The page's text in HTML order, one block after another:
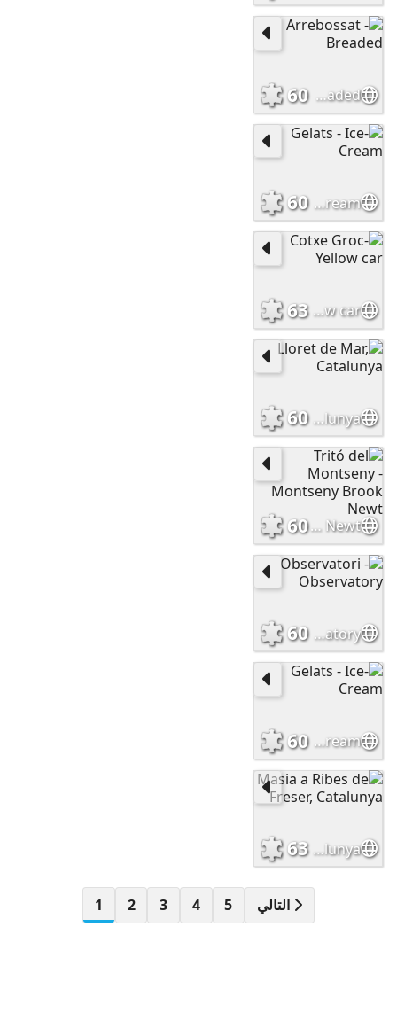
Arrebossat - Breaded
60
Gelats - Ice-Cream
60
Cotxe Groc- Yellow car
63
Lloret de Mar, Catalunya
60
Tritó del Montseny - Montseny Brook Newt
60
Observatori - Observatory
60
Gelats - Ice-Cream
60
Masia a Ribes de Freser, Catalunya
63
1 2 3 4 5 التالي